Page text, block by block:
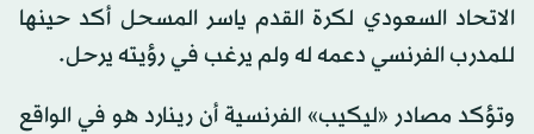
الاتحاد السعودي لكرة القدم ياسر المسحل أكد حينها
للمدرب الفرنسي دعمه له ولم يرغب في رؤيته يرحل.
وتؤكد مصادر «ليكيب» الفرنسية أن رينارد هو في الواقع